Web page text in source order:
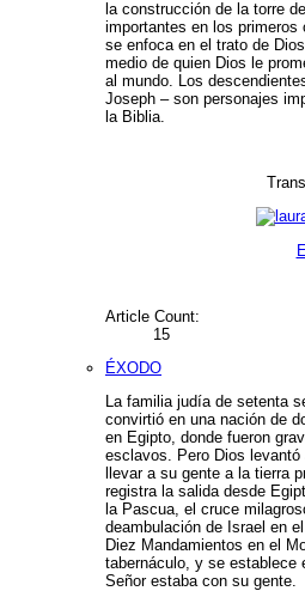
la construcción de la torre
importantes en los
se enfoca en el trato de
medio de quien Dios le
al mundo. Los
Joseph – son personajes
la Biblia.
Article Count:
15
ÉXODO
La familia judía de setenta
convirtió en una nación de
en Egipto, donde fueron
esclavos. Pero Dios
llevar a su gente a la tierra
registra la salida desde
la Pascua, el cruce
deambulación de Israel en
Diez Mandamientos en el
tabernáculo, y se establece
Señor estaba con su gente.